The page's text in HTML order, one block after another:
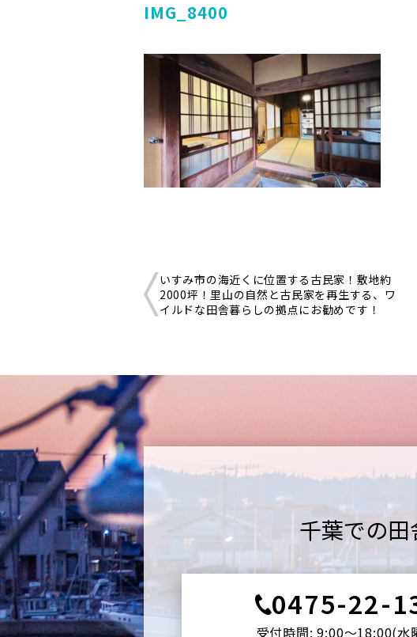
IMG_8400
いすみ市の海近くに位置する古民家！敷地約
2000坪！里山の自然と古民家を再生する、ワ
イルドな田舎暮らしの拠点にお勧めです！
千葉での田
0475-22-
受付時間: 9:00〜18:00(⽔